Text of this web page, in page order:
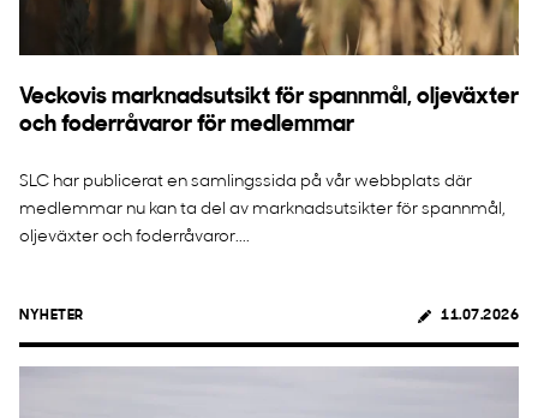
Veckovis marknadsutsikt för spannmål, oljeväxter
och foderråvaror för medlemmar
SLC har publicerat en samlingssida på vår webbplats där
medlemmar nu kan ta del av marknadsutsikter för spannmål,
oljeväxter och foderråvaror....
NYHETER 11.07.2026